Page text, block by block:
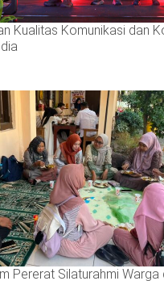
Kualitas Komunikasi dan
Pererat Silaturahmi Warga